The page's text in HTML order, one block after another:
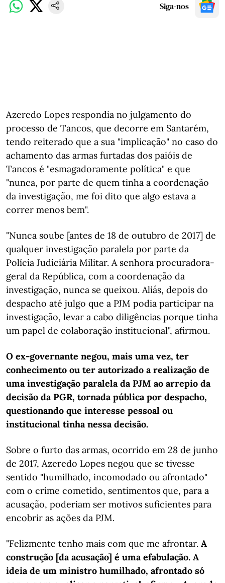
Siga-nos
Azeredo Lopes respondia no julgamento do
processo de Tancos, que decorre em Santarém,
tendo reiterado que a sua "implicação" no caso do
achamento das armas furtadas dos paióis de
Tancos é "esmagadoramente política" e que
"nunca, por parte de quem tinha a coordenação
da investigação, me foi dito que algo estava a
correr menos bem".
"Nunca soube [antes de 18 de outubro de 2017] de
qualquer investigação paralela por parte da
Polícia Judiciária Militar. A senhora procuradora-
geral da República, com a coordenação da
investigação, nunca se queixou. Aliás, depois do
despacho até julgo que a PJM podia participar na
investigação, levar a cabo diligências porque tinha
um papel de colaboração institucional", afirmou.
O ex-governante negou, mais uma vez, ter
conhecimento ou ter autorizado a realização de
uma investigação paralela da PJM ao arrepio da
decisão da PGR, tornada pública por despacho,
questionando que interesse pessoal ou
institucional tinha nessa decisão.
Sobre o furto das armas, ocorrido em 28 de junho
de 2017, Azeredo Lopes negou que se tivesse
sentido "humilhado, incomodado ou afrontado"
com o crime cometido, sentimentos que, para a
acusação, poderiam ser motivos suficientes para
encobrir as ações da PJM.
"Felizmente tenho mais com que me afrontar. A
construção [da acusação] é uma efabulação. A
ideia de um ministro humilhado, afrontado só